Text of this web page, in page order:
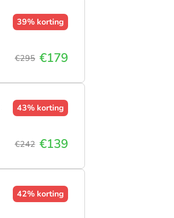
39% korting
€295 €179
43% korting
€242 €139
42% korting